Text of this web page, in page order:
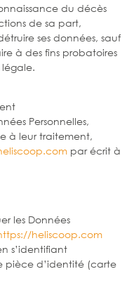
du décès
de sa part,
ses données, sauf
à des fins probatoires
Personnelles,
à leur traitement,
par écrit à
les Données
heliscoop.com
s’identifiant
pièce d’identité (carte